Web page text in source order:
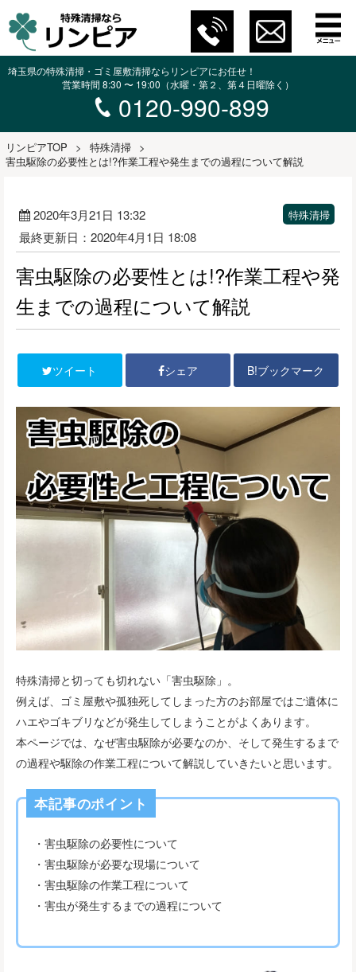
埼玉県の特殊清掃・ゴミ屋敷清掃ならリンピアにお任せ！
営業時間 8:30 〜 19:00（水曜・第２、第４日曜除く）
0120-990-899
リンピアTOP > 特殊清掃 >
害虫駆除の必要性とは!?作業工程や発生までの過程について解説
2020年3月21日 13:32
最終更新日：2020年4月1日 18:08
特殊清掃
害虫駆除の必要性とは!?作業工程や発
生までの過程について解説
ツイート シェア B!ブックマーク
特殊清掃と切っても切れない「害虫駆除」。
例えば、ゴミ屋敷や孤独死してしまった方のお部屋ではご遺体に
ハエやゴキブリなどが発生してしまうことがよくあります。
本ページでは、なぜ害虫駆除が必要なのか、そして発生するまで
の過程や駆除の作業工程について解説していきたいと思います。
本記事のポイント
・害虫駆除の必要性について
・害虫駆除が必要な現場について
・害虫駆除の作業工程について
・害虫が発生するまでの過程について